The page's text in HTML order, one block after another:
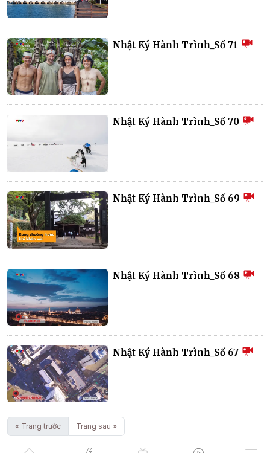
Nhật Ký Hành Trình_Số 71
Nhật Ký Hành Trình_Số 70
Nhật Ký Hành Trình_Số 69
Nhật Ký Hành Trình_Số 68
Nhật Ký Hành Trình_Số 67
« Trang trước Trang sau »